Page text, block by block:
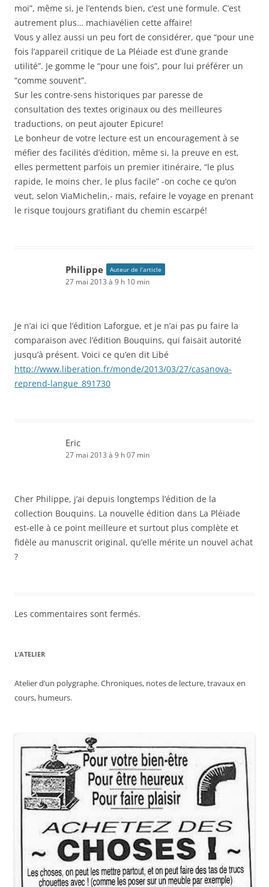
moi”, même si, je l’entends bien, c’est une formule. C’est
autrement plus… machiavélien cette affaire!
Vous y allez aussi un peu fort de considérer, que “pour une
fois l’appareil critique de La Pléiade est d’une grande
utilité”. Je gomme le “pour une fois”, pour lui préférer un
“comme souvent”.
Sur les contre-sens historiques par paresse de
consultation des textes originaux ou des meilleures
traductions, on peut ajouter Epicure!
Le bonheur de votre lecture est un encouragement à se
méfier des facilités d’édition, même si, la preuve en est,
elles permettent parfois un premier itinéraire, “le plus
rapide, le moins cher, le plus facile” -on coche ce qu’on
veut, selon ViaMichelin,- mais, refaire le voyage en prenant
le risque toujours gratifiant du chemin escarpé!
Philippe Auteur de l’article
27 mai 2013 à 9 h 10 min
Je n’ai ici que l’édition Laforgue, et je n’ai pas pu faire la
comparaison avec l’édition Bouquins, qui faisait autorité
jusqu’à présent. Voici ce qu’en dit Libé
http://www.liberation.fr/monde/2013/03/27/casanova-
reprend-langue_891730
Eric
27 mai 2013 à 9 h 07 min
Cher Philippe, j’ai depuis longtemps l’édition de la
collection Bouquins. La nouvelle édition dans La Pléiade
est-elle à ce point meilleure et surtout plus complète et
fidèle au manuscrit original, qu’elle mérite un nouvel achat
?
Les commentaires sont fermés.
L’ATELIER
Atelier d’un polygraphe. Chroniques, notes de lecture, travaux en
cours, humeurs.